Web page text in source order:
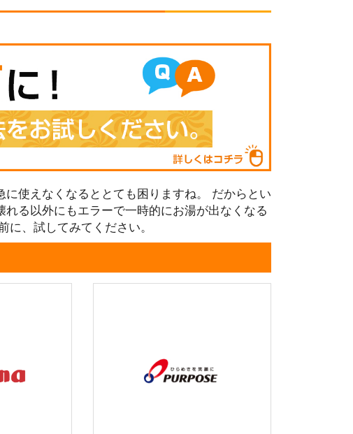
使えなくなるととても困りますね。 だからとい
る以外にもエラーで一時的にお湯が出なくなる
、試してみてください。